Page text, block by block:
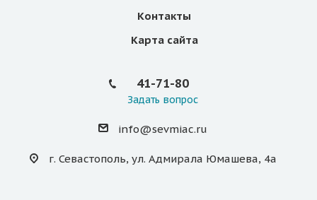
Контакты
Карта сайта
41-71-80
Задать вопрос
info@sevmiac.ru
г. Севастополь, ул. Адмирала Юмашева, 4а